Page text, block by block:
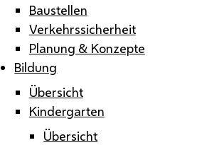
Baustellen
Verkehrssicherheit
Planung & Konzepte
Bildung
Übersicht
Kindergarten
Übersicht